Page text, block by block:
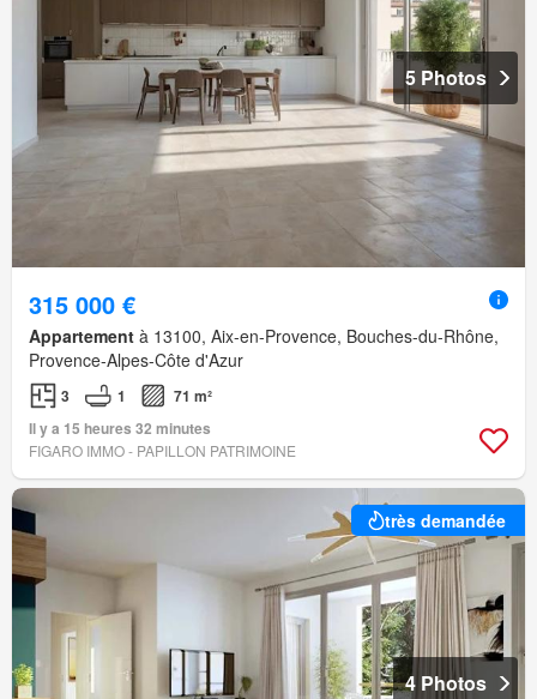
5 Photos
315 000 €
Appartement à 13100, Aix-en-Provence, Bouches-du-Rhône,
Provence-Alpes-Côte d'Azur
3 1
71 m²
Il y a 15 heures 32 minutes
FIGARO IMMO - PAPILLON PATRIMOINE
très demandée
4 Photos